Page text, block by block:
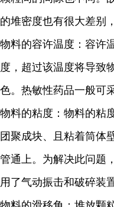
的堆密度也有很大差别
物料的容许温度：容许
度，超过该温度将导致
色。热敏性药品一般可
物料的粘度：物料的粘
团聚成块、且粘着筒体
管通上。为解决此问题
用了气动振击和破碎装置